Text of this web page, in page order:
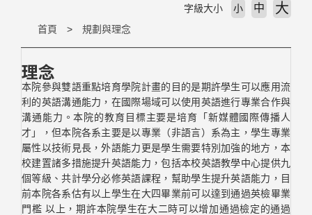
首頁 規劃與理念
字級大小 小 中 大
理念
本院參與雙語重點培育學院計畫的目的是期許學生可以應用流
利的英語溝通能力，在國際場域可以使用英語進行專業合作與
溝通能力。本院的教育目標主要是培育「新媒體國際傳播人
才」，但本院各系主要是以專業（非語言）系為主，學生專業
屬性以技術見長，外語能力更是學生需要特別加強的地方，本
校建置諸多措施提升英語能力，包括本校英語教學中心提供九
個等級、共計學分必修英語課程，幫助學生提升英語能力，目
前本院各系估有以上學生在大四畢業前可以達到通過英檢畢業
門檻 以上，期許本院學生在大二時可以增加通過檢定的通過